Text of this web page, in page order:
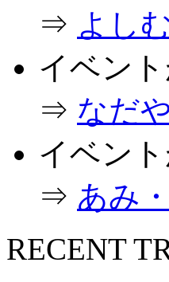
⇒ よし
イベン
⇒ なだ
イベン
⇒ あみ
RECENT